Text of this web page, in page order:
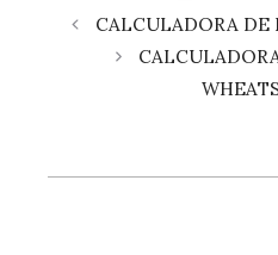
CALCULADORA DE